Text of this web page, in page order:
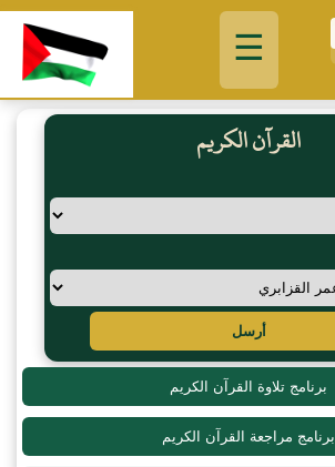
☰
القرآن الكريم
أرسل
برنامج تلاوة القرآن الكريم
برنامج مراجعة القرآن الكريم